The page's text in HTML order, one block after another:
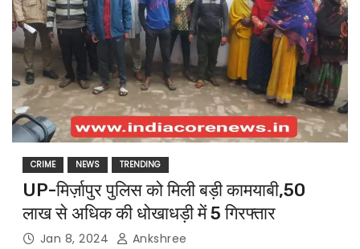
CRIME NEWS TRENDING
UP-मिर्ज़ापुर पुलिस को मिली बड़ी कामयाबी,50
लाख से अधिक की धोखाधड़ी में 5 गिरफ्तार
Jan 8, 2024 Ankshree